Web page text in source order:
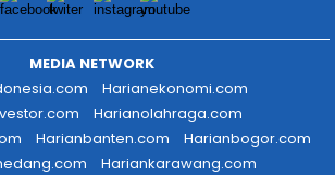
MEDIA NETWORK
Harianekonomi.com
Harianolahraga.com
Harianbanten.com
Harianbogor.com
Hariankarawang.com